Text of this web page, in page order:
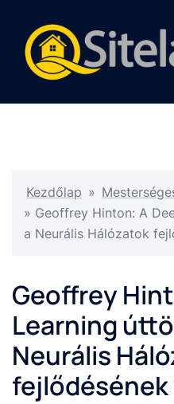
Kezdőlap »
» Geoffrey Hinton: A
a Neurális Hálózatok
Geoffrey
Learning
Neurális